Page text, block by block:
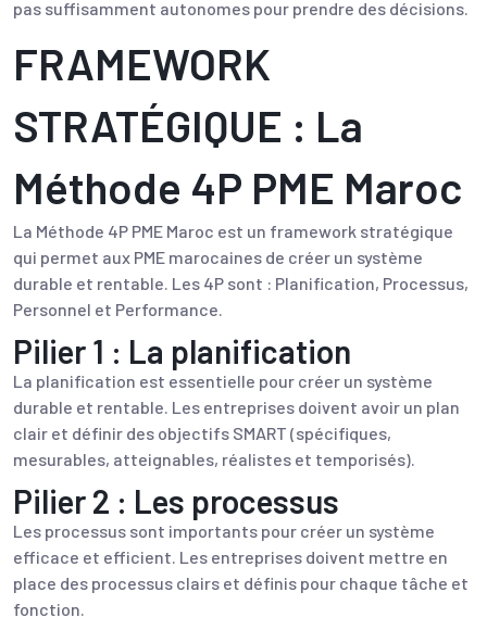
pas suffisamment autonomes pour prendre des décisions.
FRAMEWORK
STRATÉGIQUE : La
Méthode 4P PME Maroc
La Méthode 4P PME Maroc est un framework stratégique
qui permet aux PME marocaines de créer un système
durable et rentable. Les 4P sont : Planification, Processus,
Personnel et Performance.
Pilier 1 : La planification
La planification est essentielle pour créer un système
durable et rentable. Les entreprises doivent avoir un plan
clair et définir des objectifs SMART (spécifiques,
mesurables, atteignables, réalistes et temporisés).
Pilier 2 : Les processus
Les processus sont importants pour créer un système
efficace et efficient. Les entreprises doivent mettre en
place des processus clairs et définis pour chaque tâche et
fonction.